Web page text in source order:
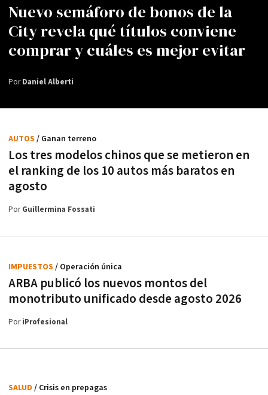
Nuevo semáforo de bonos de la
City revela qué títulos conviene
comprar y cuáles es mejor evitar
PorDaniel Alberti
Los tres modelos chinos que se metieron en
el ranking de los 10 autos más baratos en
agosto
AUTOS / Ganan terreno
PorGuillermina Fossati
ARBA publicó los nuevos montos del
monotributo unificado desde agosto 2026
IMPUESTOS / Operación única
PoriProfesional
SALUD / Crisis en prepagas